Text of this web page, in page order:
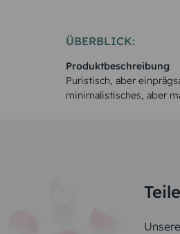
ÜBERBLICK:
Produktbeschreibung
Puristisch, aber
minimalistisches, aber